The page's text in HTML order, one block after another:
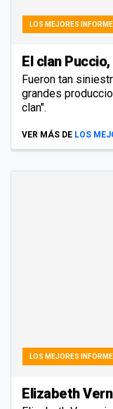
LOS MEJORES
El clan
Fueron tan
grandes
clan".
VER MÁS DE LOS
LOS MEJORES
Elizabeth